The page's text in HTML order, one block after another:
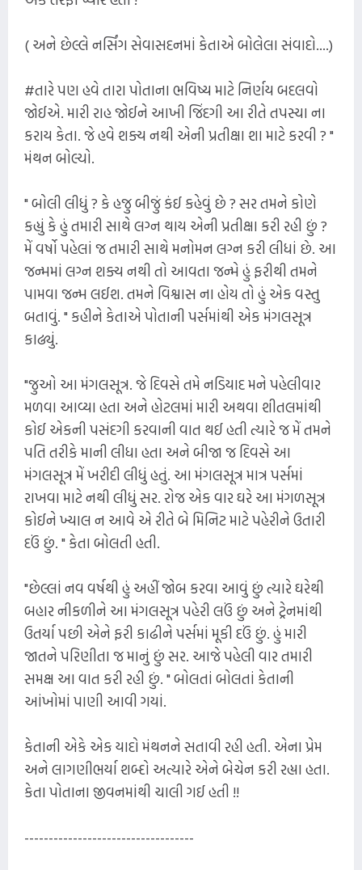
( અને છેલ્લે નર્સિંગ સેવાસદનમાં કેતાએ બોલેલા સંવાદો....)
#તારે પણ હવે તારા પોતાના ભવિષ્ય માટે નિર્ણય બદલવો
જોઈએ. મારી રાહ જોઈને આખી જિંદગી આ રીતે તપસ્યા ના
કરાય કેતા. જે હવે શક્ય નથી એની પ્રતીક્ષા શા માટે કરવી ? "
મંથન બોલ્યો.
" બોલી લીધું ? કે હજુ બીજું કંઈ કહેવું છે ? સર તમને કોણે
કહ્યું કે હું તમારી સાથે લગ્ન થાય એની પ્રતીક્ષા કરી રહી છું ?
મેં વર્ષો પહેલાં જ તમારી સાથે મનોમન લગ્ન કરી લીધાં છે. આ
જન્મમાં લગ્ન શક્ય નથી તો આવતા જન્મે હું ફરીથી તમને
પામવા જન્મ લઈશ. તમને વિશ્વાસ ના હોય તો હું એક વસ્તુ
બતાવું. " કહીને કેતાએ પોતાની પર્સમાંથી એક મંગલસૂત્ર
કાઢ્યું.
"જુઓ આ મંગલસૂત્ર. જે દિવસે તમે નડિયાદ મને પહેલીવાર
મળવા આવ્યા હતા અને હોટલમાં મારી અથવા શીતલમાંથી
કોઈ એકની પસંદગી કરવાની વાત થઈ હતી ત્યારે જ મેં તમને
પતિ તરીકે માની લીધા હતા અને બીજા જ દિવસે આ
મંગલસૂત્ર મેં ખરીદી લીધું હતું. આ મંગલસૂત્ર માત્ર પર્સમાં
રાખવા માટે નથી લીધું સર. રોજ એક વાર ઘરે આ મંગળસૂત્ર
કોઈને ખ્યાલ ન આવે એ રીતે બે મિનિટ માટે પહેરીને ઉતારી
દઉં છું. " કેતા બોલતી હતી.
"છેલ્લાં નવ વર્ષથી હું અહીં જોબ કરવા આવું છું ત્યારે ઘરેથી
બહાર નીકળીને આ મંગલસૂત્ર પહેરી લઉં છું અને ટ્રેનમાંથી
ઉતર્યા પછી એને ફરી કાઢીને પર્સમાં મૂકી દઉં છું. હું મારી
જાતને પરિણીતા જ માનું છું સર. આજે પહેલી વાર તમારી
સમક્ષ આ વાત કરી રહી છું. " બોલતાં બોલતાં કેતાની
આંખોમાં પાણી આવી ગયાં.
કેતાની એકે એક યાદો મંથનને સતાવી રહી હતી. એના પ્રેમ
અને લાગણીભર્યા શબ્દો અત્યારે એને બેચેન કરી રહ્યા હતા.
કેતા પોતાના જીવનમાંથી ચાલી ગઈ હતી !!
-----------------------------------